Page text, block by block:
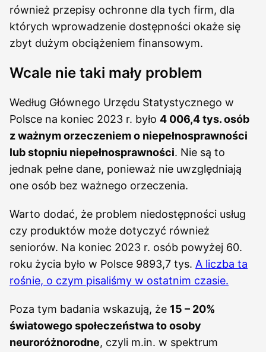
również przepisy ochronne dla tych firm, dla
których wprowadzenie dostępności okaże się
zbyt dużym obciążeniem finansowym.
Wcale nie taki mały problem
Według Głównego Urzędu Statystycznego w
Polsce na koniec 2023 r. było 4 006,4 tys. osób
z ważnym orzeczeniem o niepełnosprawności
lub stopniu niepełnosprawności. Nie są to
jednak pełne dane, ponieważ nie uwzględniają
one osób bez ważnego orzeczenia.
Warto dodać, że problem niedostępności usług
czy produktów może dotyczyć również
seniorów. Na koniec 2023 r. osób powyżej 60.
roku życia było w Polsce 9893,7 tys. A liczba ta
rośnie, o czym pisaliśmy w ostatnim czasie.
Poza tym badania wskazują, że 15 – 20%
światowego społeczeństwa to osoby
neuroróżnorodne, czyli m.in. w spektrum